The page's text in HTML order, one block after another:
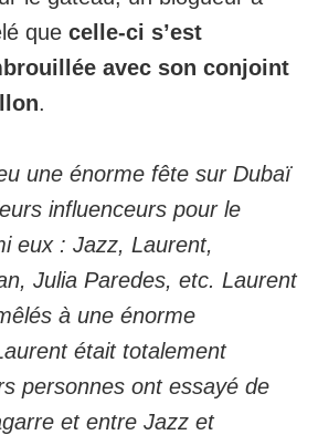
que celle-ci s’est
avec son conjoint
.
une énorme fête sur Dubaï
influenceurs pour le
eux : Jazz, Laurent,
Julia Paredes, etc. Laurent
à une énorme
était totalement
personnes ont essayé de
et entre Jazz et